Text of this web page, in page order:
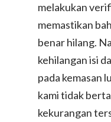
melakukan
memastikan
benar hilang.
kehilangan isi
pada kemasan
kami tidak
kekurangan